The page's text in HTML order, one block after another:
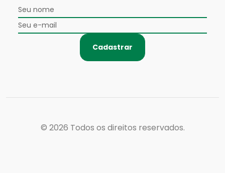
Cadastrar
© 2026 Todos os direitos reservados.